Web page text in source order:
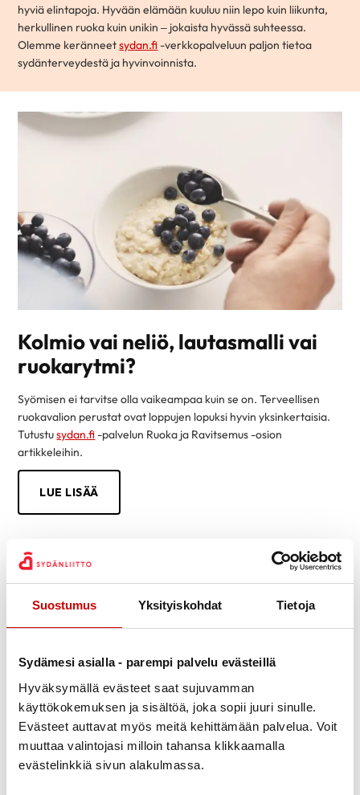
Suostumus Yksityiskohdat Tietoja
Sydämesi asialla - parempi palvelu evästeillä
Hyväksymällä evästeet saat sujuvamman
käyttökokemuksen ja sisältöä, joka sopii juuri sinulle.
Evästeet auttavat myös meitä kehittämään palvelua. Voit
muuttaa valintojasi milloin tahansa klikkaamalla
evästelinkkiä sivun alakulmassa.
hyviä elintapoja. Hyvään elämään kuuluu niin lepo kuin liikunta,
herkullinen ruoka kuin unikin – jokaista hyvässä suhteessa.
Olemme keränneetsydan.fi -verkkopalveluun paljon tietoa
sydänterveydestä ja hyvinvoinnista.
Kolmio vai neliö, lautasmalli vai
ruokarytmi?
Syömisen ei tarvitse olla vaikeampaa kuin se on. Terveellisen
ruokavalion perustat ovat loppujen lopuksi hyvin yksinkertaisia.
Tutustusydan.fi -palvelun Ruoka ja Ravitsemus -osion
artikkeleihin.
LUE LISÄÄ